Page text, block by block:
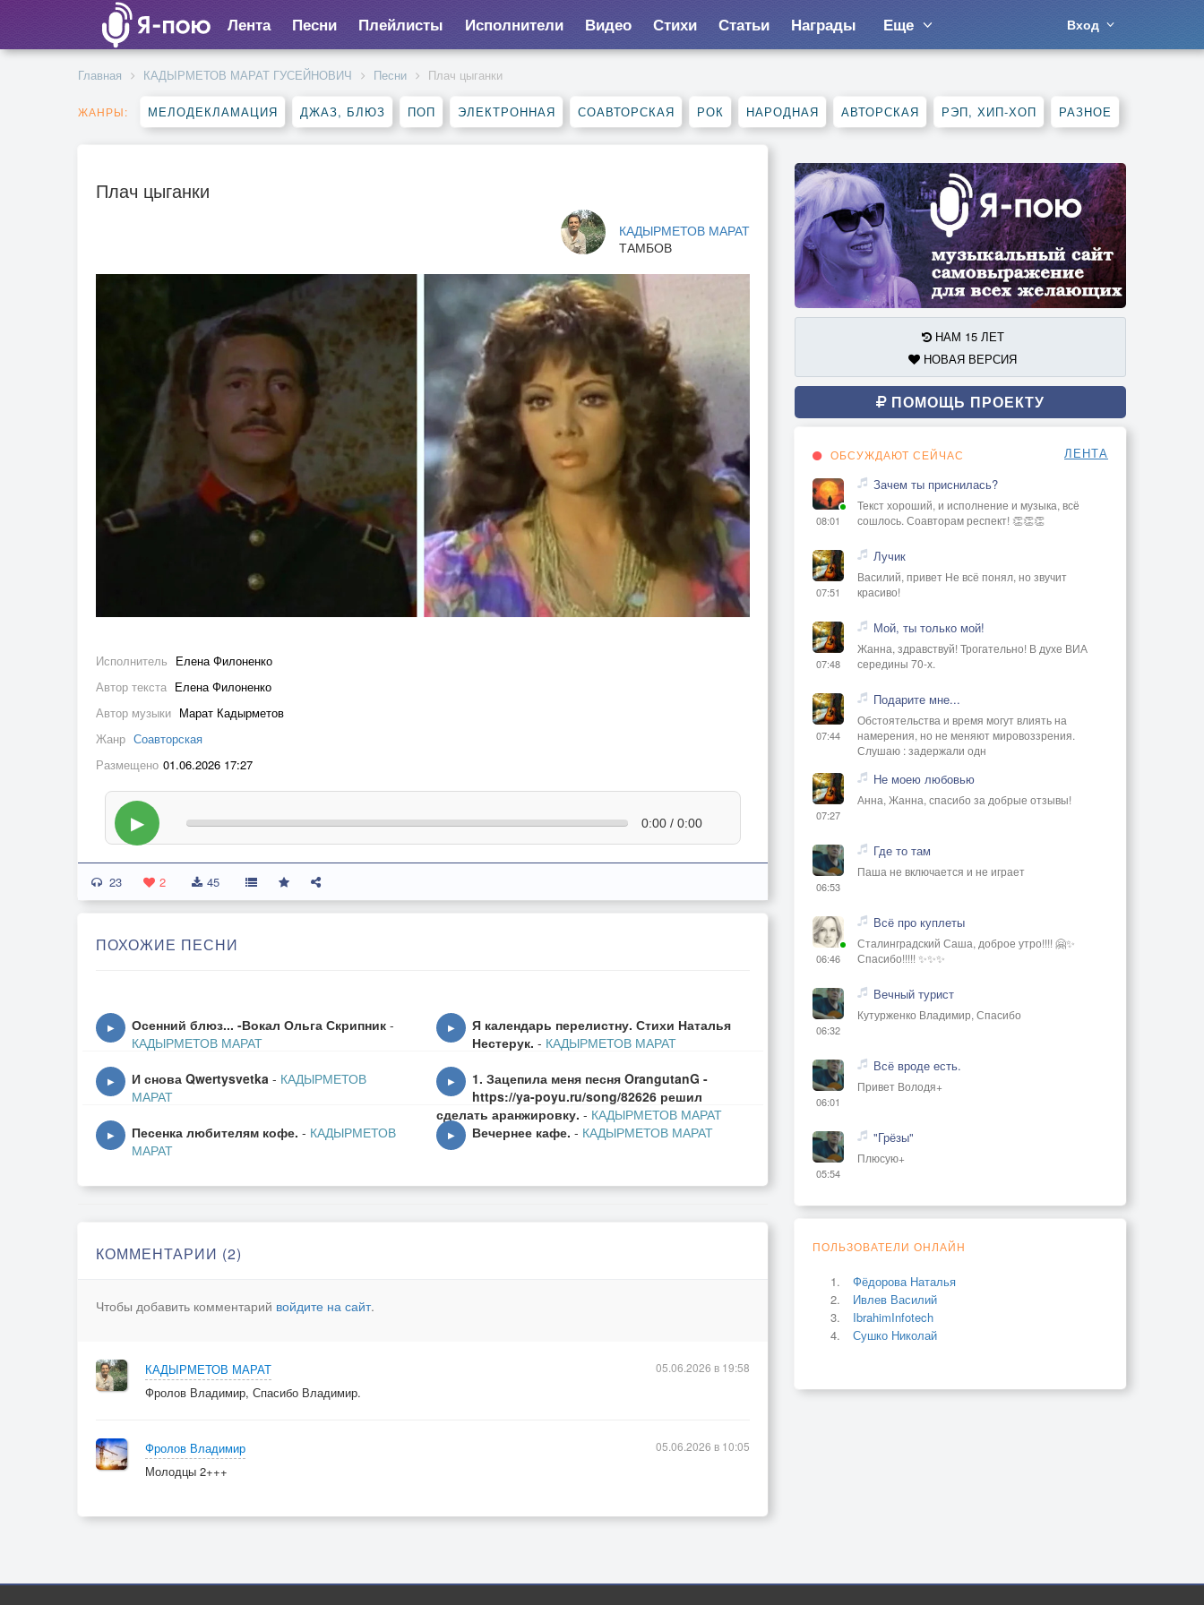
Лента Песни Плейлисты Исполнители Видео Стихи Статьи Награды Еще Вход
Главная КАДЫРМЕТОВ МАРАТ ГУСЕЙНОВИЧ Песни Плач цыганки
ЖАНРЫ: МЕЛОДЕКЛАМАЦИЯ ДЖАЗ, БЛЮЗ ПОП ЭЛЕКТРОННАЯ СОАВТОРСКАЯ РОК НАРОДНАЯ АВТОРСКАЯ РЭП, ХИП-ХОП РАЗНОЕ
Плач цыганки
КАДЫРМЕТОВ МАРАТ
ТАМБОВ
Исполнитель Елена Филоненко
Автор текста Елена Филоненко
Автор музыки Марат Кадырметов
Жанр Соавторская
Размещено 01.06.2026 17:27
▶ 0:00 / 0:00
23 2 45
ПОХОЖИЕ ПЕСНИ
▶ Осенний блюз... -Вокал Ольга Скрипник -
КАДЫРМЕТОВ МАРАТ
▶
Я календарь перелистну. Стихи Наталья
Нестерук. - КАДЫРМЕТОВ МАРАТ
▶ И снова Qwertysvetka - КАДЫРМЕТОВ
МАРАТ
▶
1. Зацепила меня песня OrangutanG -
https://ya-poyu.ru/song/82626 решил
сделать аранжировку. - КАДЫРМЕТОВ МАРАТ
▶ Песенка любителям кофе. - КАДЫРМЕТОВ
МАРАТ
▶ Вечернее кафе. - КАДЫРМЕТОВ МАРАТ
КОММЕНТАРИИ (2)
Чтобы добавить комментарий войдите на сайт.
КАДЫРМЕТОВ МАРАТ
Фролов Владимир, Спасибо Владимир.
05.06.2026 в 19:58
Фролов Владимир
Молодцы 2+++
05.06.2026 в 10:05
НАМ 15 ЛЕТ
НОВАЯ ВЕРСИЯ
ПОМОЩЬ ПРОЕКТУ
ОБСУЖДАЮТ СЕЙЧАС ЛЕНТА
08:01
Зачем ты приснилась?
Текст хороший, и исполнение и музыка, всё
сошлось. Соавторам респект! 👏👏👏
07:51
Лучик
Василий, привет Не всё понял, но звучит
красиво!
07:48
Мой, ты только мой!
Жанна, здравствуй! Трогательно! В духе ВИА
середины 70-х.
07:44
Подарите мне...
Обстоятельства и время могут влиять на
намерения, но не меняют мировоззрения.
Слушаю : задержали одн
07:27
Не моею любовью
Анна, Жанна, спасибо за добрые отзывы!
06:53
Где то там
Паша не включается и не играет
06:46
Всё про куплеты
Сталинградский Саша, доброе утро!!!! 🤗✨
Спасибо!!!!! ✨✨✨
06:32
Вечный турист
Кутурженко Владимир, Спасибо
06:01
Всё вроде есть.
Привет Володя+
05:54
"Грёзы"
Плюсую+
ПОЛЬЗОВАТЕЛИ ОНЛАЙН
Фёдорова Наталья
Ивлев Василий
IbrahimInfotech
Сушко Николай